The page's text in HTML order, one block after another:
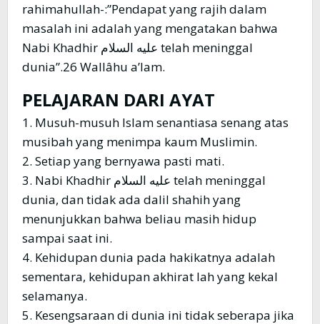
rahimahullah-:”Pendapat yang rajih dalam
masalah ini adalah yang mengatakan bahwa
Nabi Khadhir عليه السلام telah meninggal
dunia”.26 Wallâhu a’lam.
PELAJARAN DARI AYAT
1. Musuh-musuh Islam senantiasa senang atas
musibah yang menimpa kaum Muslimin.
2. Setiap yang bernyawa pasti mati.
3. Nabi Khadhir عليه السلام telah meninggal
dunia, dan tidak ada dalil shahih yang
menunjukkan bahwa beliau masih hidup
sampai saat ini.
4. Kehidupan dunia pada hakikatnya adalah
sementara, kehidupan akhirat lah yang kekal
selamanya.
5. Kesengsaraan di dunia ini tidak seberapa jika